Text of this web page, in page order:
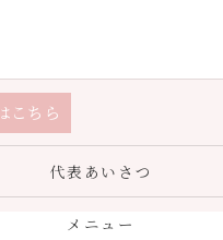
こちら
代表あいさつ
メニュー